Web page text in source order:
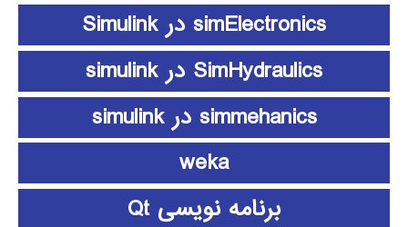
simElectronics در Simulink
SimHydraulics در simulink
simmehanics در simulink
weka
برنامه نویسی Qt